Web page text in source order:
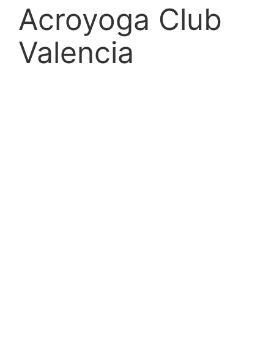
Acroyoga Club
Valencia